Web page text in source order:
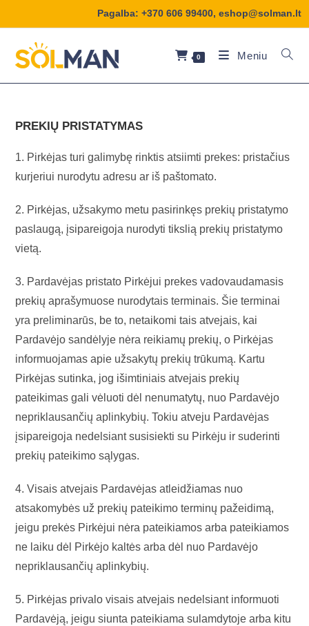
Pagalba: +370 606 99400, eshop@solman.lt
0 Meniu
PREKIŲ PRISTATYMAS
1. Pirkėjas turi galimybę rinktis atsiimti prekes: pristačius
kurjeriui nurodytu adresu ar iš paštomato.
2. Pirkėjas, užsakymo metu pasirinkęs prekių pristatymo
paslaugą, įsipareigoja nurodyti tikslią prekių pristatymo
vietą.
3. Pardavėjas pristato Pirkėjui prekes vadovaudamasis
prekių aprašymuose nurodytais terminais. Šie terminai
yra preliminarūs, be to, netaikomi tais atvejais, kai
Pardavėjo sandėlyje nėra reikiamų prekių, o Pirkėjas
informuojamas apie užsakytų prekių trūkumą. Kartu
Pirkėjas sutinka, jog išimtiniais atvejais prekių
pateikimas gali vėluoti dėl nenumatytų, nuo Pardavėjo
nepriklausančių aplinkybių. Tokiu atveju Pardavėjas
įsipareigoja nedelsiant susisiekti su Pirkėju ir suderinti
prekių pateikimo sąlygas.
4. Visais atvejais Pardavėjas atleidžiamas nuo
atsakomybės už prekių pateikimo terminų pažeidimą,
jeigu prekės Pirkėjui nėra pateikiamos arba pateikiamos
ne laiku dėl Pirkėjo kaltės arba dėl nuo Pardavėjo
nepriklausančių aplinkybių.
5. Pirkėjas privalo visais atvejais nedelsiant informuoti
Pardavėją, jeigu siunta pateikiama sulamdytoje arba kitu